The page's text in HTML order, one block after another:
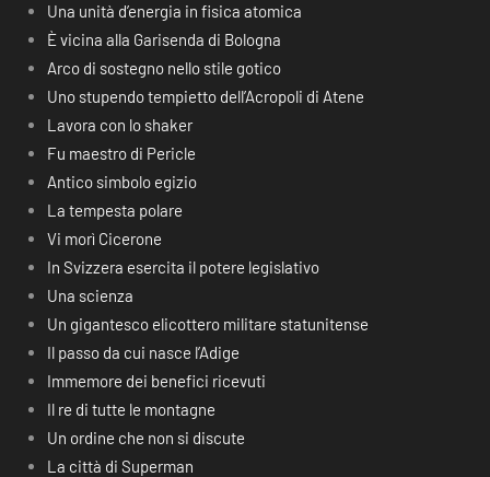
Una unità d’energia in fisica atomica
È vicina alla Garisenda di Bologna
Arco di sostegno nello stile gotico
Uno stupendo tempietto dell’Acropoli di Atene
Lavora con lo shaker
Fu maestro di Pericle
Antico simbolo egizio
La tempesta polare
Vi morì Cicerone
In Svizzera esercita il potere legislativo
Una scienza
Un gigantesco elicottero militare statunitense
Il passo da cui nasce l’Adige
Immemore dei benefici ricevuti
Il re di tutte le montagne
Un ordine che non si discute
La città di Superman